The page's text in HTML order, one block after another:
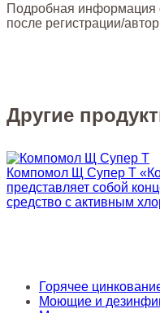
Подробная информация
после регистрации/
Другие
Компомол Щ Супер Т
представляет собой
средство с активным
Горячее
Моющие и